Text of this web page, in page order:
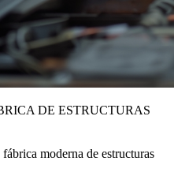
DE ESTRUCTURAS
moderna de estructuras